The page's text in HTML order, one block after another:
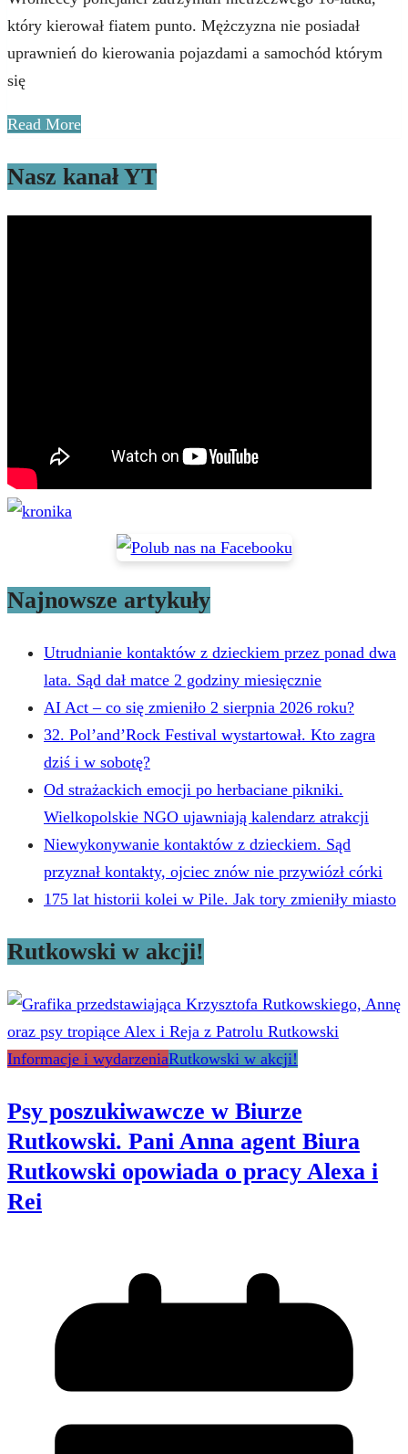
który kierował fiatem punto. Mężczyzna nie posiadał
uprawnień do kierowania pojazdami a samochód którym
się
Read More
Nasz kanał YT
Najnowsze artykuły
Utrudnianie kontaktów z dzieckiem przez ponad dwa
lata. Sąd dał matce 2 godziny miesięcznie
AI Act – co się zmieniło 2 sierpnia 2026 roku?
32. Pol’and’Rock Festival wystartował. Kto zagra
dziś i w sobotę?
Od strażackich emocji po herbaciane pikniki.
Wielkopolskie NGO ujawniają kalendarz atrakcji
Niewykonywanie kontaktów z dzieckiem. Sąd
przyznał kontakty, ojciec znów nie przywiózł córki
175 lat historii kolei w Pile. Jak tory zmieniły miasto
Rutkowski w akcji!
Informacje i wydarzeniaRutkowski w akcji!
Psy poszukiwawcze w Biurze
Rutkowski. Pani Anna agent Biura
Rutkowski opowiada o pracy Alexa i
Rei